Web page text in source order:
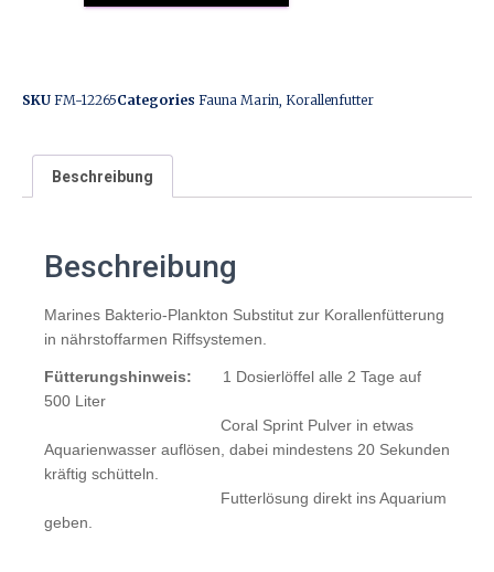
SKU FM-12265Categories Fauna Marin, Korallenfutter
Beschreibung
Beschreibung
Marines Bakterio-Plankton Substitut zur Korallenfütterung
in nährstoffarmen Riffsystemen.
Fütterungshinweis: 1 Dosierlöffel alle 2 Tage auf
500 Liter
Coral Sprint Pulver in etwas
Aquarienwasser auflösen, dabei mindestens 20 Sekunden
kräftig schütteln.
Futterlösung direkt ins Aquarium
geben.